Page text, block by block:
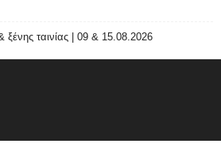
ταινίας | 09 & 15.08.2026